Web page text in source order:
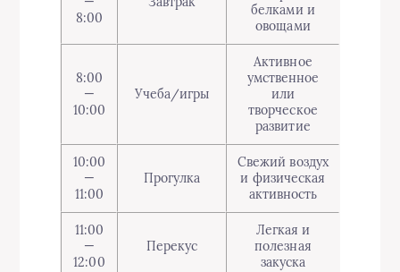
8:00
белками и
овощами
8:00
—
10:00
Учеба/игры
Активное
умственное
или
творческое
развитие
10:00
—
11:00
Прогулка
Свежий воздух
и физическая
активность
11:00
—
12:00
Перекус
Легкая и
полезная
закуска